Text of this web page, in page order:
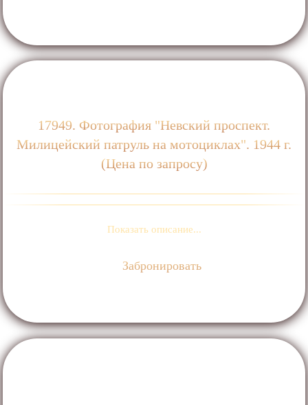
17949. Фотография "Невский проспект.
Милицейский патруль на мотоциклах". 1944 г.
(Цена по запросу)
Показать описание...
Забронировать